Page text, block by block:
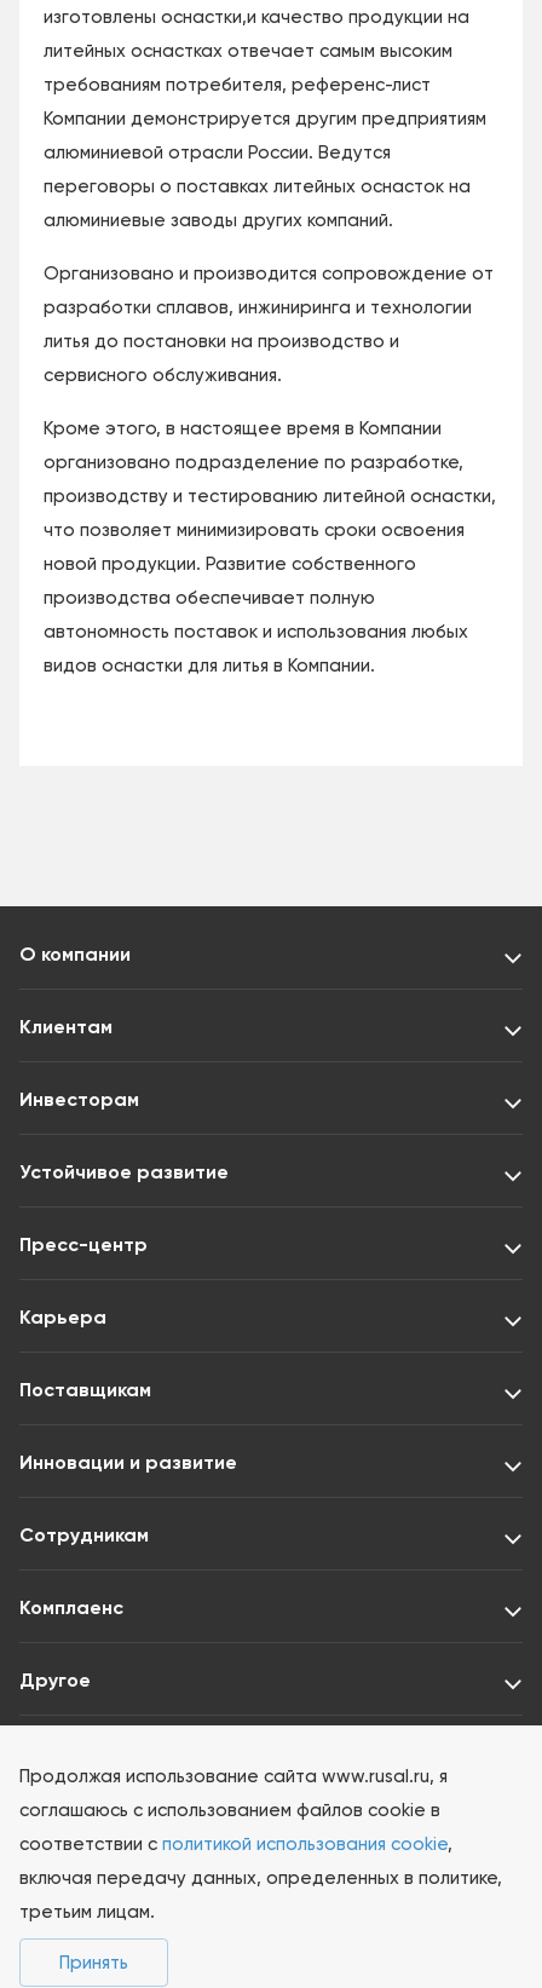
изготовлены оснастки,и качество продукции на
литейных оснастках отвечает самым высоким
требованиям потребителя, референс-лист
Компании демонстрируется другим предприятиям
алюминиевой отрасли России. Ведутся
переговоры о поставках литейных оснасток на
алюминиевые заводы других компаний.
Организовано и производится сопровождение от
разработки сплавов, инжиниринга и технологии
литья до постановки на производство и
сервисного обслуживания.
Кроме этого, в настоящее время в Компании
организовано подразделение по разработке,
производству и тестированию литейной оснастки,
что позволяет минимизировать сроки освоения
новой продукции. Развитие собственного
производства обеспечивает полную
автономность поставок и использования любых
видов оснастки для литья в Компании.
О компании
Клиентам
Инвесторам
Устойчивое развитие
Пресс-центр
Карьера
Поставщикам
Инновации и развитие
Сотрудникам
Комплаенс
Другое
Раскрытие информации ООО «Интерфакс-ЦРКИ»
© 2026 РУСАЛ Все права защищены
Продолжая использование сайта www.rusal.ru, я
соглашаюсь с использованием файлов cookie в
соответствии с политикой использования cookie,
включая передачу данных, определенных в политике,
третьим лицам.
Принять